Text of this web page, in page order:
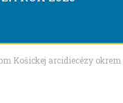
Košickej arcidiecézy okrem